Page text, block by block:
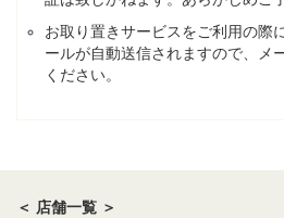
お取り置きサービスをご利用の際
ールが自動送信されますので、メ
ください。
＜ 店舗一覧 ＞